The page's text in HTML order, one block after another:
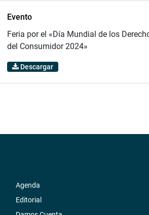
Evento
Feria por el «Día Mundial de los
del Consumidor 2024»
Descargar
Agenda
Editorial